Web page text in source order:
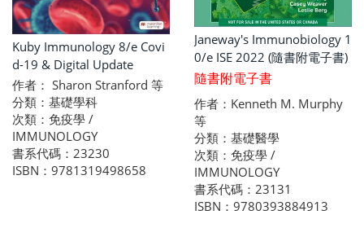
Kuby Immunology 8/e Covi
d-19 & Digital Update
作者： Sharon Stranford 等
分類：基礎學科
次類：免疫學 /
IMMUNOLOGY
書系代碼：23230
ISBN：9781319498658
Janeway's Immunobiology 1
0/e ISE 2022 (隨書附電子書)
隨書附電子書
作者：Kenneth M. Murphy
等
分類：基礎醫學
次類：免疫學 /
IMMUNOLOGY
書系代碼：23131
ISBN：9780393884913